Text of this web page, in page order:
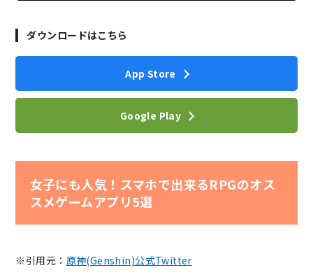
ダウンロードはこちら
App Store
Google Play
女子にも人気！スマホで出来るRPGのオス
スメゲームアプリ5選
※引用元： 原神(Genshin)公式Twitter